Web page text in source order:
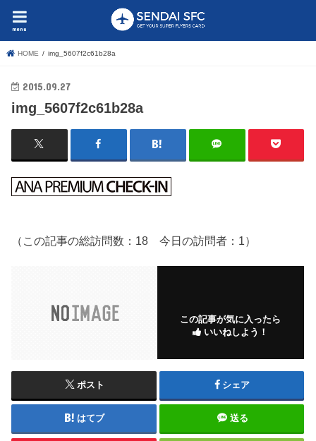
menu
HOME img_5607f2c61b28a
2015.09.27
img_5607f2c61b28a
（この記事の総訪問数：18 今日の訪問者：1）
この記事が気に入ったら
いいねしよう！
ポスト シェア
はてブ 送る